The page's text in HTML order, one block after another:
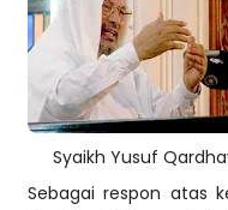
Syaikh Yusuf
Sebagai respon atas